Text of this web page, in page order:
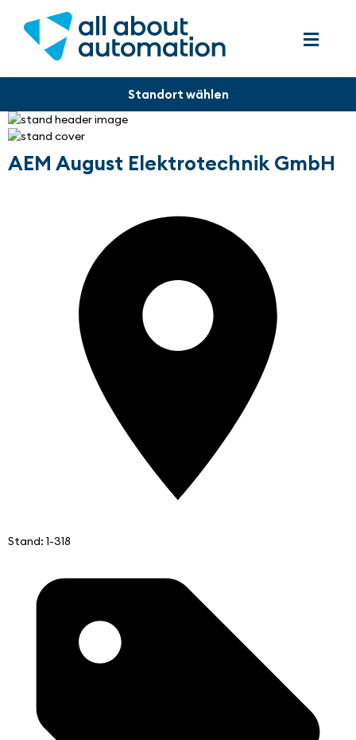
AEM August Elektrotechnik GmbH
Stand: 1-318